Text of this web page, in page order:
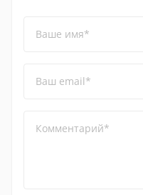
Ваше имя*
Ваш email*
Комментарий*